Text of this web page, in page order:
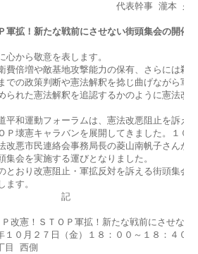
事 瀧本 久
軍拡！新たな戦前にさせない街頭集会の開催
から敬意を表します。
倍増や敵基地攻撃能力の保有、さらには殺
の政策判断や憲法解釈を捻じ曲げながら軍
れた憲法解釈を追認するかのように憲法改
和運動フォーラムは、憲法改悪阻止を訴え
壊憲キャラバンを展開してきました。１０
悪市民連絡会事務局長の菱山南帆子さんが
会を実施する運びとなりました。
おり改憲阻止・軍拡反対を訴える街頭集会
す。
！ＳＴＯＰ軍拡！新たな戦前にさせない
月２７日（金）１８：００～１８：４０
西側